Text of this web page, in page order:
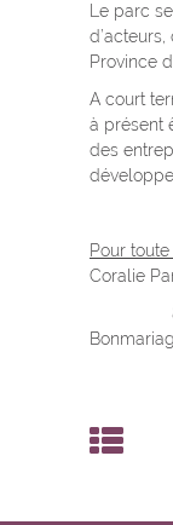
Le parc
Province
A court
à présent
des
Pour
Coralie
& à